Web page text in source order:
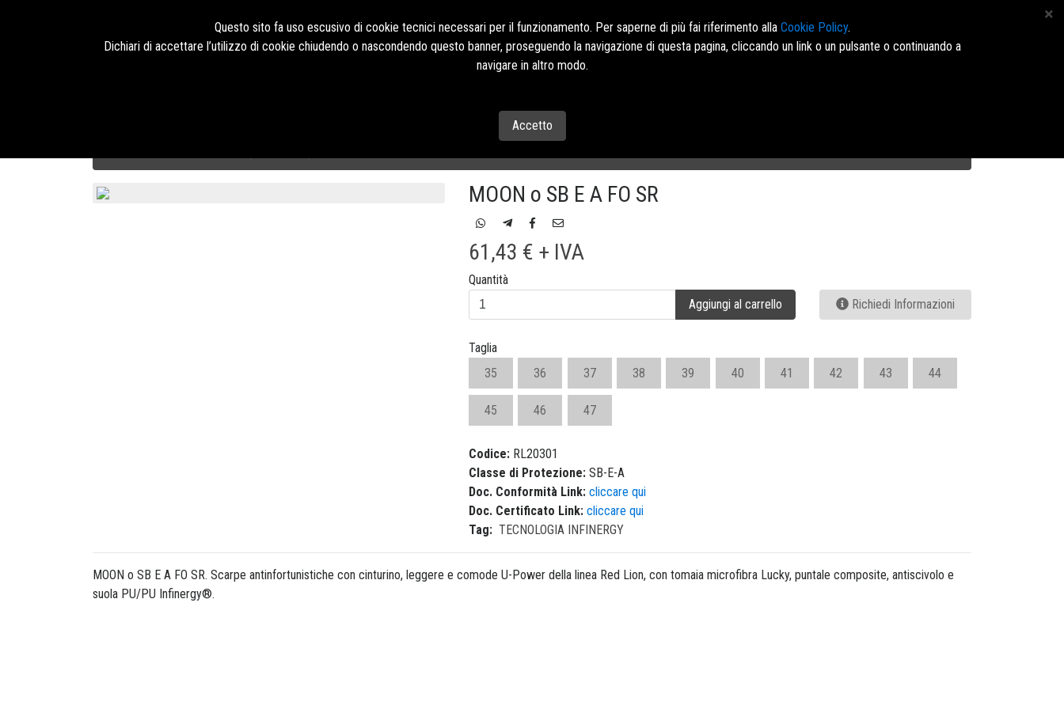
Contatti Tel:+39 085 4164960 - E-mail: info@marinopavone.it - Ordini:https://dms.marinopavone.it/
MOON o SB E A FO SR
61,43 € + IVA
Quantità
Aggiungi al carrello
Richiedi Informazioni
Taglia
35
36 37 38 39 40 41 42 43 44
45 46 47
Codice: RL20301
Classe di Protezione: SB-E-A
Doc. Conformità Link: cliccare qui
Doc. Certificato Link: cliccare qui
Tag: TECNOLOGIA INFINERGY
MOON o SB E A FO SR. Scarpe antinfortunistiche con cinturino, leggere e comode U-Power della linea Red Lion, con tomaia microfibra Lucky, puntale composite, antiscivolo e
suola PU/PU Infinergy®.
Questo sito fa uso escusivo di cookie tecnici necessari per il funzionamento. Per saperne di più fai riferimento alla Cookie Policy.
Dichiari di accettare l’utilizzo di cookie chiudendo o nascondendo questo banner, proseguendo la navigazione di questa pagina, cliccando un link o un pulsante o continuando a
navigare in altro modo.
Accetto